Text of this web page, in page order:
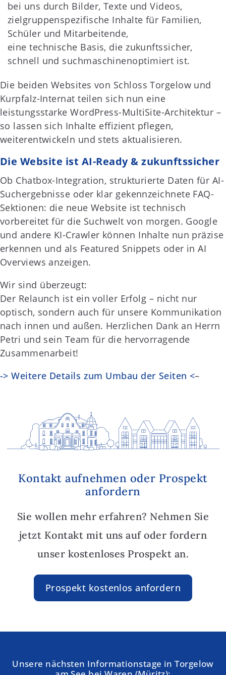
bei uns durch Bilder, Texte und Videos,
zielgruppenspezifische Inhalte für Familien,
Schüler und Mitarbeitende,
eine technische Basis, die zukunftssicher,
schnell und suchmaschinenoptimiert ist.
Die beiden Websites von Schloss Torgelow und
Kurpfalz-Internat teilen sich nun eine
leistungsstarke WordPress-MultiSite-Architektur –
so lassen sich Inhalte effizient pflegen,
weiterentwickeln und stets aktualisieren.
Die Website ist AI-Ready & zukunftssicher
Ob Chatbox-Integration, strukturierte Daten für AI-
Suchergebnisse oder klar gekennzeichnete FAQ-
Sektionen: die neue Website ist technisch
vorbereitet für die Suchwelt von morgen. Google
und andere KI-Crawler können Inhalte nun präzise
erkennen und als Featured Snippets oder in AI
Overviews anzeigen.
Wir sind überzeugt:
Der Relaunch ist ein voller Erfolg – nicht nur
optisch, sondern auch für unsere Kommunikation
nach innen und außen. Herzlichen Dank an Herrn
Petri und sein Team für die hervorragende
Zusammenarbeit!
-> Weitere Details zum Umbau der Seiten <–
Kontakt aufnehmen oder Prospekt
anfordern
Sie wollen mehr erfahren? Nehmen Sie
jetzt Kontakt mit uns auf oder fordern
unser kostenloses Prospekt an.
Prospekt kostenlos anfordern
Unsere nächsten Informationstage in Torgelow